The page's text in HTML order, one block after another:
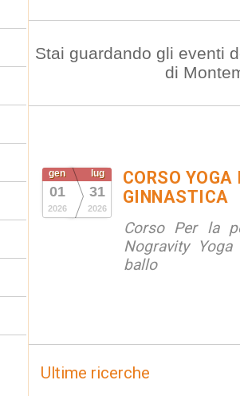
Stai guardando gli eventi
di
gen
01
2026
lug
31
2026
CORSO
GINNASTICA
Corso Per la
Nogravity
ballo
Ultime ricerche